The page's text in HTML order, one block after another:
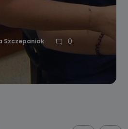
Szczepaniak 0